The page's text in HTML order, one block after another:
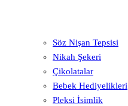
Söz Nişan Tepsisi
Nikah Şekeri
Çikolatalar
Bebek Hediyelikleri
Pleksi İsimlik